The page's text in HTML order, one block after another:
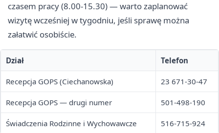
czasem pracy (8.00-15.30) — warto zaplanować
wizytę wcześniej w tygodniu, jeśli sprawę można
załatwić osobiście.
Dział Telefon
Recepcja GOPS (Ciechanowska) 23 671-30-47
Recepcja GOPS — drugi numer 501-498-190
Świadczenia Rodzinne i Wychowawcze 516-715-924